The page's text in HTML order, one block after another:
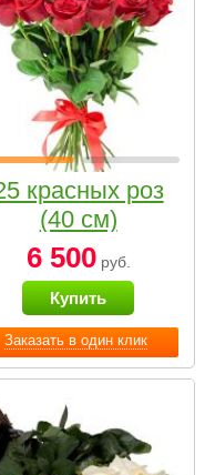
Заказать в один клик
красных роз
(40 см)
6 500руб.
Купить